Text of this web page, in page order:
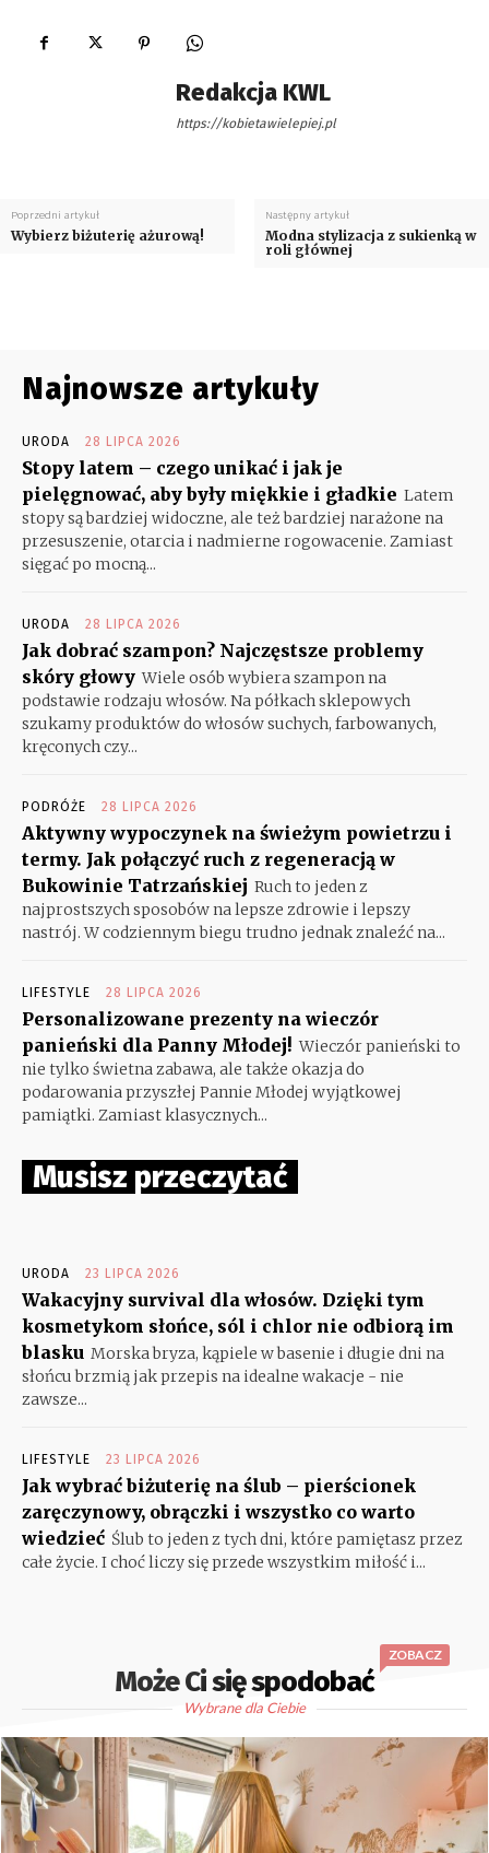
Redakcja KWL
https://kobietawielepiej.pl
Poprzedni artykuł
Wybierz biżuterię ażurową!
Następny artykuł
Modna stylizacja z sukienką w
roli głównej
Najnowsze artykuły
URODA 28 LIPCA 2026
Stopy latem – czego unikać i jak je
pielęgnować, aby były miękkie i gładkie Latem
stopy są bardziej widoczne, ale też bardziej narażone na
przesuszenie, otarcia i nadmierne rogowacenie. Zamiast
sięgać po mocną...
URODA 28 LIPCA 2026
Jak dobrać szampon? Najczęstsze problemy
skóry głowy Wiele osób wybiera szampon na
podstawie rodzaju włosów. Na półkach sklepowych
szukamy produktów do włosów suchych, farbowanych,
kręconych czy...
PODRÓŻE 28 LIPCA 2026
Aktywny wypoczynek na świeżym powietrzu i
termy. Jak połączyć ruch z regeneracją w
Bukowinie Tatrzańskiej Ruch to jeden z
najprostszych sposobów na lepsze zdrowie i lepszy
nastrój. W codziennym biegu trudno jednak znaleźć na...
LIFESTYLE 28 LIPCA 2026
Personalizowane prezenty na wieczór
panieński dla Panny Młodej! Wieczór panieński to
nie tylko świetna zabawa, ale także okazja do
podarowania przyszłej Pannie Młodej wyjątkowej
pamiątki. Zamiast klasycznych...
Musisz przeczytać
URODA 23 LIPCA 2026
Wakacyjny survival dla włosów. Dzięki tym
kosmetykom słońce, sól i chlor nie odbiorą im
blasku Morska bryza, kąpiele w basenie i długie dni na
słońcu brzmią jak przepis na idealne wakacje - nie
zawsze...
LIFESTYLE 23 LIPCA 2026
Jak wybrać biżuterię na ślub – pierścionek
zaręczynowy, obrączki i wszystko co warto
wiedzieć Ślub to jeden z tych dni, które pamiętasz przez
całe życie. I choć liczy się przede wszystkim miłość i...
Może Ci się spodobać
ZOBACZ
Wybrane dla Ciebie